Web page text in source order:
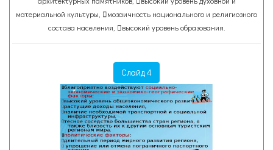
материальной культуры, мозаичность национального и религиозного
состава населения, высокий уровень образования.
Слайд 4